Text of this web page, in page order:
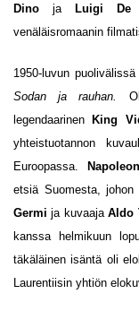
Dino ja Luigi De
venäläisromaanin
1950-luvun
Sodan ja rauhan.
legendaarinenKing
yhteistuotannon
Euroopassa.
etsiä Suomesta, johon
Germi ja kuvaajaAldo
kanssa helmikuun
täkäläinen isäntä oli
Laurentiisin yhtiön